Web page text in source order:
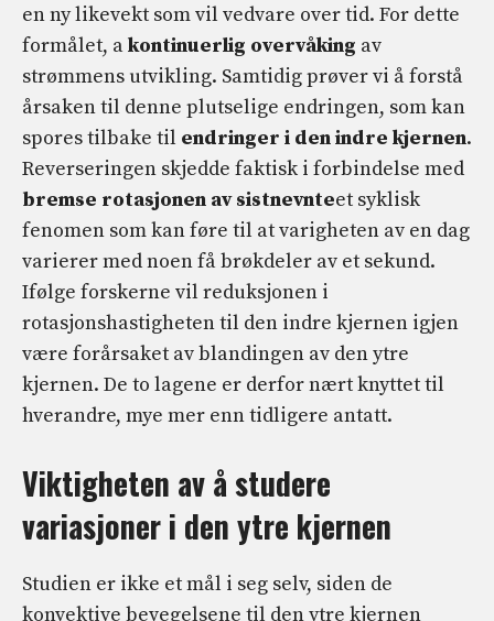
en ny likevekt som vil vedvare over tid. For dette
formålet, akontinuerlig overvåking av
strømmens utvikling. Samtidig prøver vi å forstå
årsaken til denne plutselige endringen, som kan
spores tilbake til endringer i den indre kjernen.
Reverseringen skjedde faktisk i forbindelse med
bremse rotasjonen av sistnevnteet syklisk
fenomen som kan føre til at varigheten av en dag
varierer med noen få brøkdeler av et sekund.
Ifølge forskerne vil reduksjonen i
rotasjonshastigheten til den indre kjernen igjen
være forårsaket av blandingen av den ytre
kjernen. De to lagene er derfor nært knyttet til
hverandre, mye mer enn tidligere antatt.
Viktigheten av å studere
variasjoner i den ytre kjernen
Studien er ikke et mål i seg selv, siden de
konvektive bevegelsene til den ytre kjernen